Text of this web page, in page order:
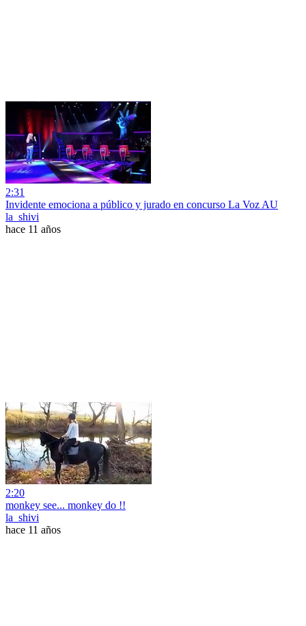
2:31
Invidente emociona a público y jurado en concurso La Voz AU
la_shivi
hace 11 años
2:20
monkey see... monkey do !!
la_shivi
hace 11 años